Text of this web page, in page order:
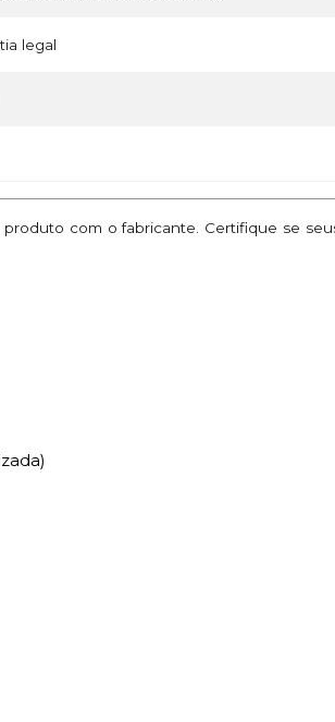
legal
com o fabricante. Certifique se